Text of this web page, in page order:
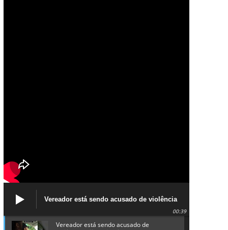
Vereador está sendo acusado de violência
política de gênero contra a prefeita Lucinha
00:39
Vereador está sendo acusado de